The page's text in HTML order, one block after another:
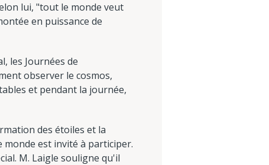
lui, "tout le monde veut
en puissance de
les Journées de
observer le cosmos,
et pendant la journée,
des étoiles et la
monde est invité à participer.
M. Laigle souligne qu'il